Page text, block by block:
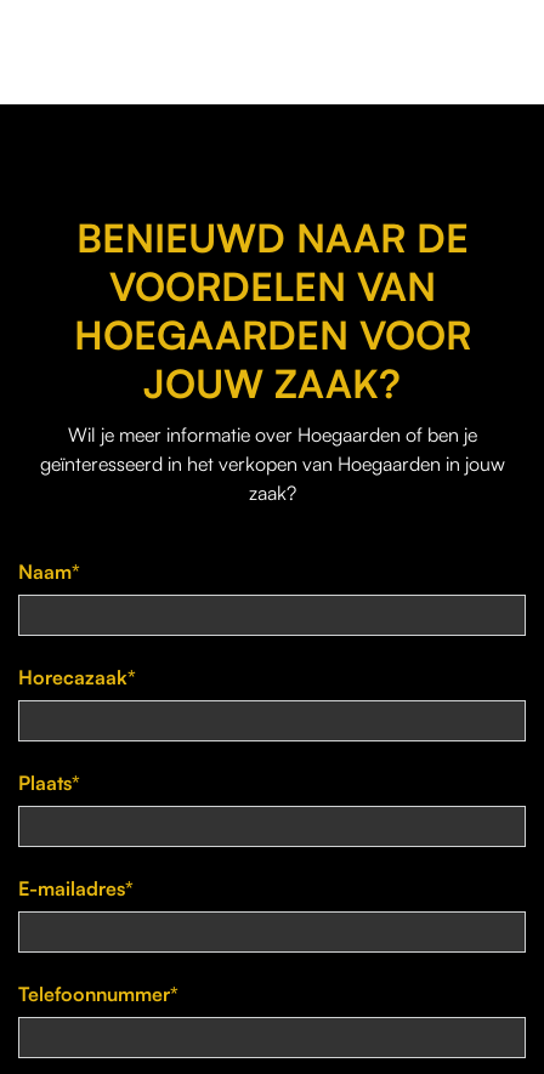
BENIEUWD NAAR DE
VOORDELEN VAN
HOEGAARDEN VOOR
JOUW ZAAK?
Wil je meer informatie over Hoegaarden of ben je
geïnteresseerd in het verkopen van Hoegaarden in jouw
zaak?
Naam*
Horecazaak*
Plaats*
E-mailadres*
Telefoonnummer*